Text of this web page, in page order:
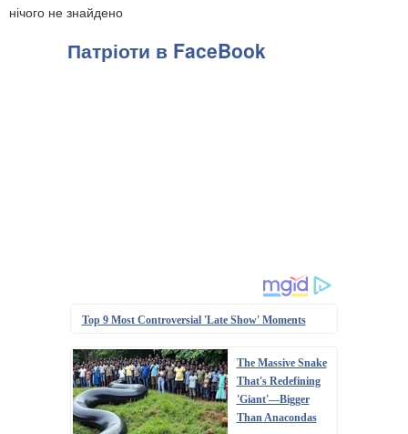
нічого не знайдено
Патріоти в FaceBook
Top 9 Most Controversial 'Late Show' Moments
The Massive Snake
That's Redefining
'Giant'—Bigger
Than Anacondas